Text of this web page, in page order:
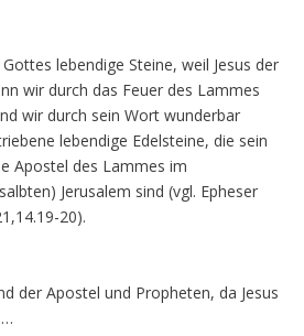
lebendige Steine, weil Jesus der
wir durch das Feuer des Lammes
wir durch sein Wort wunderbar
lebendige Edelsteine, die sein
Apostel des Lammes im
Jerusalem sind (vgl. Epheser
20).
der Apostel und Propheten, da Jesus